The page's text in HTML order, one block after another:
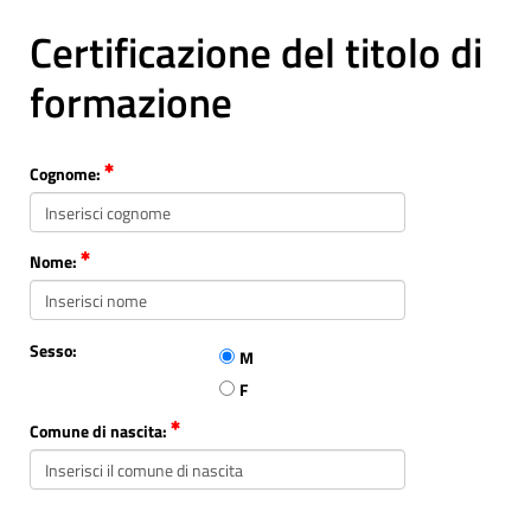
Certificazione del titolo di
formazione
Cognome:
Nome:
Sesso:
M
F
Comune di nascita: